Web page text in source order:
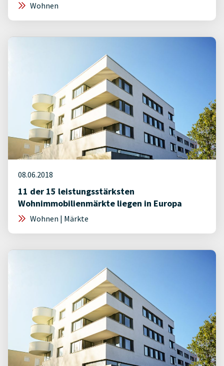
Wohnen
08.06.2018
11 der 15 leistungsstärksten
Wohnimmobilienmärkte liegen in Europa
Wohnen | Märkte